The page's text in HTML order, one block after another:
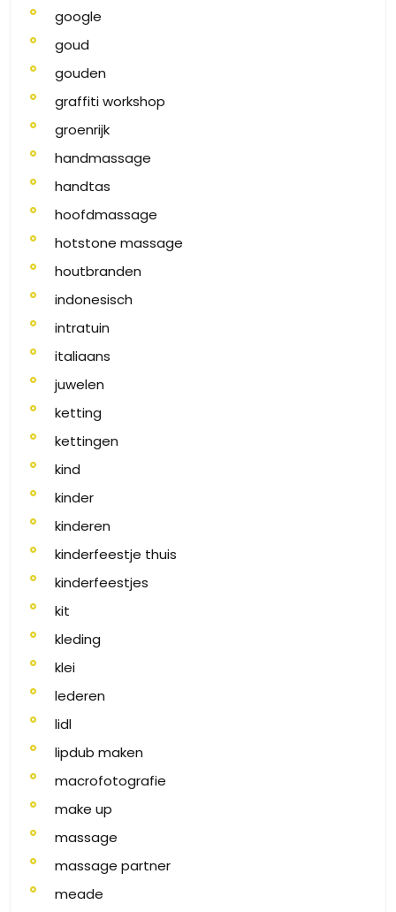
google
goud
gouden
graffiti workshop
groenrijk
handmassage
handtas
hoofdmassage
hotstone massage
houtbranden
indonesisch
intratuin
italiaans
juwelen
ketting
kettingen
kind
kinder
kinderen
kinderfeestje thuis
kinderfeestjes
kit
kleding
klei
lederen
lidl
lipdub maken
macrofotografie
make up
massage
massage partner
meade